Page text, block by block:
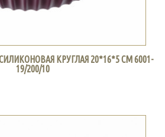
КРУГЛАЯ 20*16*5 СМ 6001-
19/200/10